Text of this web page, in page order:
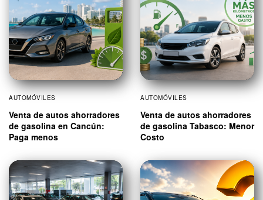
AUTOMÓVILES
Venta de autos ahorradores
de gasolina en Cancún:
Paga menos
AUTOMÓVILES
Venta de autos ahorradores
de gasolina Tabasco: Menor
Costo